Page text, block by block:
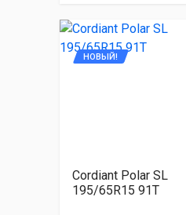
НОВЫЙ!
Cordiant Polar SL
195/65R15 91T